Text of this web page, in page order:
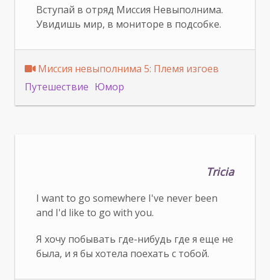
Вступай в отряд Миссия Невыполнима.
Увидишь мир, в мониторе в подсобке.
Миссия невыполнима 5: Племя изгоев
Путешествие Юмор
Tricia
I want to go somewhere I've never been
and I'd like to go with you.
Я хочу побывать где-нибудь где я еще не
была, и я бы хотела поехать с тобой.